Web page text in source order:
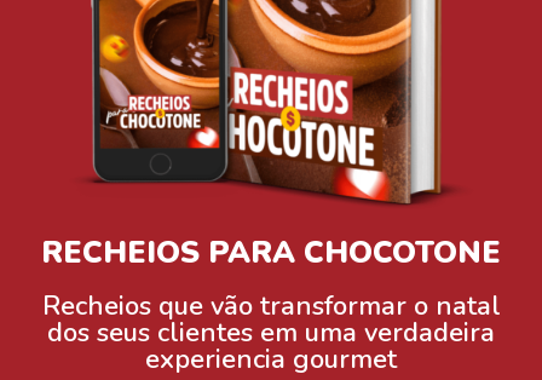
RECHEIOS PARA CHOCOTONE
Recheios que vão transformar o natal
dos seus clientes em uma verdadeira
experiencia gourmet